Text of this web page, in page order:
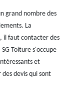
grand nombre des
La
il faut contacter des
Toiture s'occupe
et
devis qui sont